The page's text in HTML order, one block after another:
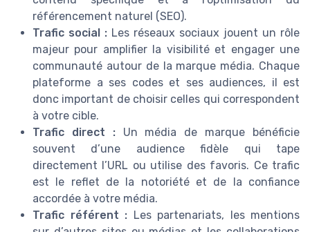
référencement naturel (SEO).
Trafic social : Les réseaux sociaux jouent un rôle
majeur pour amplifier la visibilité et engager une
communauté autour de la marque média. Chaque
plateforme a ses codes et ses audiences, il est
donc important de choisir celles qui correspondent
à votre cible.
Trafic direct :Un média de marque bénéficie
souvent d’une audience fidèle qui tape
directement l’URL ou utilise des favoris. Ce trafic
est le reflet de la notoriété et de la confiance
accordée à votre média.
Trafic référent : Les partenariats, les mentions